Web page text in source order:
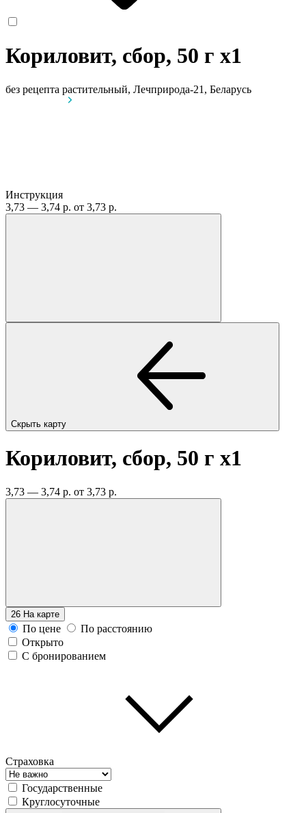
Кориловит, сбор, 50 г x1
без рецепта растительный, Лечприрода-21, Беларусь
Инструкция
3,73 — 3,74 р. от 3,73 р.
Скрыть карту
Кориловит, сбор, 50 г x1
3,73 — 3,74 р. от 3,73 р.
26 На карте
По цене
По расстоянию
Открыто
С бронированием
Страховка
Государственные
Круглосуточные